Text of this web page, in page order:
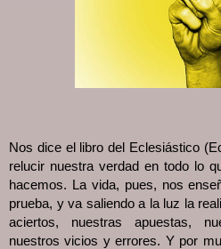
Nos dice el libro del Eclesiástico
relucir nuestra verdad en todo lo
hacemos. La vida, pues, nos
prueba, y va saliendo a la luz la
aciertos, nuestras apuestas,
nuestros vicios y errores. Y por